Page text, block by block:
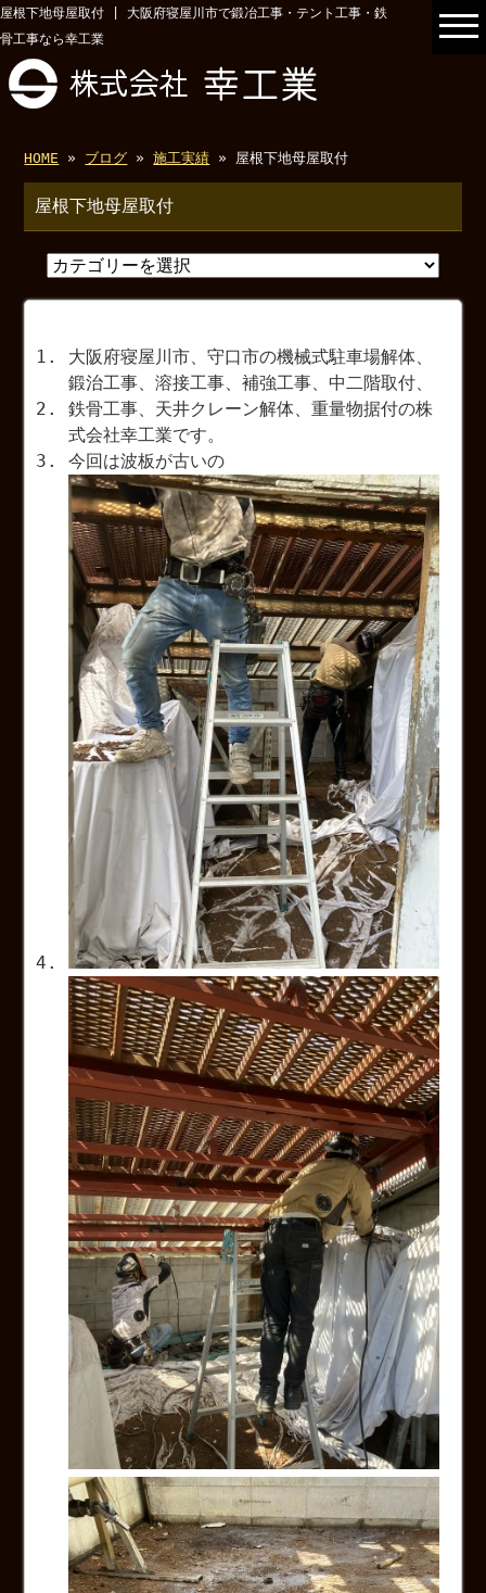
屋根下地母屋取付 | 大阪府寝屋川市で鍛冶工事・テント工事・鉄
骨工事なら幸工業
HOME » ブログ »施工実績 » 屋根下地母屋取付
屋根下地母屋取付
大阪府寝屋川市、守口市の機械式駐車場解体、
鍛治工事、溶接工事、補強工事、中二階取付、
鉄骨工事、天井クレーン解体、重量物据付の株
式会社幸工業です。
今回は波板が古いの